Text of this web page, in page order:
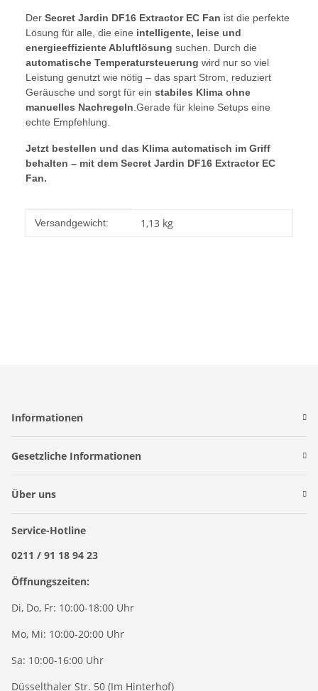
Der Secret Jardin DF16 Extractor EC Fan ist die perfekte
Lösung für alle, die eine intelligente, leise und
energieeffiziente Abluftlösung suchen. Durch die
automatische Temperatursteuerung wird nur so viel
Leistung genutzt wie nötig – das spart Strom, reduziert
Geräusche und sorgt für ein stabiles Klima ohne
manuelles Nachregeln.Gerade für kleine Setups eine
echte Empfehlung.
Jetzt bestellen und das Klima automatisch im Griff
behalten – mit dem Secret Jardin DF16 Extractor EC
Fan.
Produkteigenschaft
Wert
Versandgewicht: 1,13 kg
Informationen
Gesetzliche Informationen
Über uns
Service-Hotline
0211 / 91 18 94 23
Öffnungszeiten:
Di, Do, Fr: 10:00-18:00 Uhr
Mo, Mi: 10:00-20:00 Uhr
Sa: 10:00-16:00 Uhr
Düsselthaler Str. 50 (Im Hinterhof)